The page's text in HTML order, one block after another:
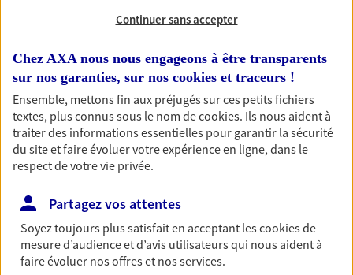
Habitation
Votre logement est unique, comme vous. Le
contrat Ma Maison assure votre sérénité en
protégeant ce qui vous tient à coeur.
Découvrir l'offre Habitation
Garantie Accidents de la Vie
Bricoleuse, féru de jardinage, pâtissier en herbe
Continuer sans accepter
Chez AXA nous nous engageons à être transparents
sur nos garanties, sur nos cookies et traceurs !
Ensemble, mettons fin aux préjugés sur ces petits fichiers
textes, plus connus sous le nom decookies. Ils nous aident à
traiter des informations essentielles pour garantir la sécurité
du site et faire évoluer votre expérience en ligne, dans le
respect de votre vie privée.
Partagez vos attentes
Soyez toujours plus satisfait en acceptant lescookiesde
mesure d’audience et d’avis utilisateurs qui nous aident à
faire évoluer nos offres et nos services.